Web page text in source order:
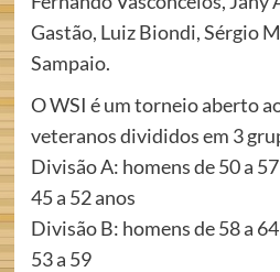
Gastão, Luiz Biondi, Sérgio
Sampaio.
O WSI é um torneio aberto
veteranos divididos em 3
Divisão A: homens de 50 a
45 a 52 anos
Divisão B: homens de 58 a
53 a 59